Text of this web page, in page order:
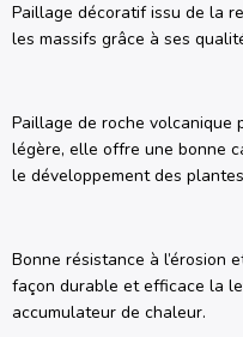
Paillage décoratif issu de la
les massifs grâce à ses
Paillage de roche volcanique
légère, elle offre une bonne
le développement des
Bonne résistance à l’érosion
façon durable et efficace la
accumulateur de chaleur.